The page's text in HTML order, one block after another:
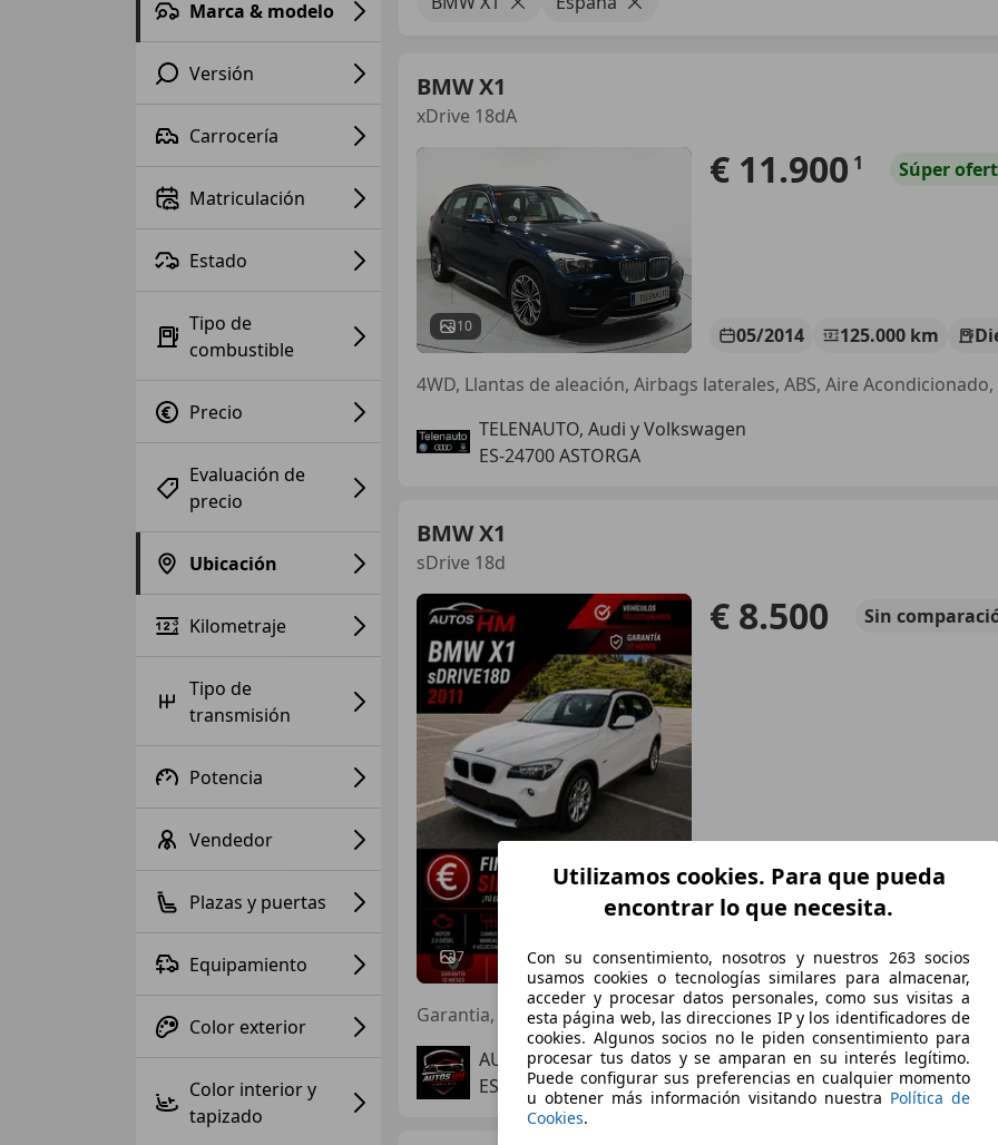
Marca & modelo
Versión
Carrocería
Matriculación
Estado
Tipo de
combustible
Precio
Evaluación de
precio
Ubicación
Kilometraje
Tipo de
transmisión
Potencia
Vendedor
Plazas y puertas
Equipamiento
Color exterior
Color interior y
tapizado
BMW X1
xDrive 18dA
10
€ 11.900 1 Súper
05/2014 125.000 km
TELENAUTO, Audi y Volkswagen
ES-24700 ASTORGA
BMW X1
sDrive 18d
7
€ 8.500 Sin
11/2011 158.000 km
Garantia, Llantas de aleación, ABS, Isofix, Baca, Airbags laterales,
AUTOS HM
ES-13005 CIUDAD REAL
Utilizamos cookies. Para que pueda
encontrar lo que necesita.
Con su consentimiento, nosotros y nuestros 263 socios
usamos cookies o tecnologías similares para almacenar,
acceder y procesar datos personales, como sus visitas a
esta página web, las direcciones IP y los identificadores de
cookies. Algunos socios no le piden consentimiento para
procesar tus datos y se amparan en su interés legítimo.
Puede configurar sus preferencias en cualquier momento
u obtener más información visitando nuestra Política de
Cookies.